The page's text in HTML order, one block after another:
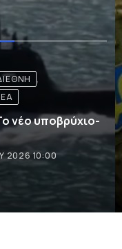
ΚΑΙ ΝΈΑ
ένταξης
18:11